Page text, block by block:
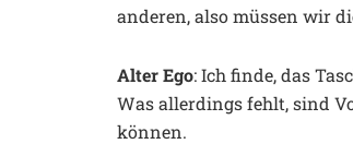
anderen, also müssen wir
Alter Ego: Ich finde, das
Was allerdings fehlt, sind
können.